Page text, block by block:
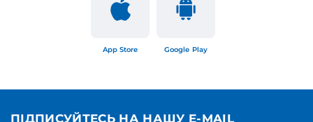
App Store Google Play
ПІДПИСУЙТЕСЬ НА НАШУ E-MAIL